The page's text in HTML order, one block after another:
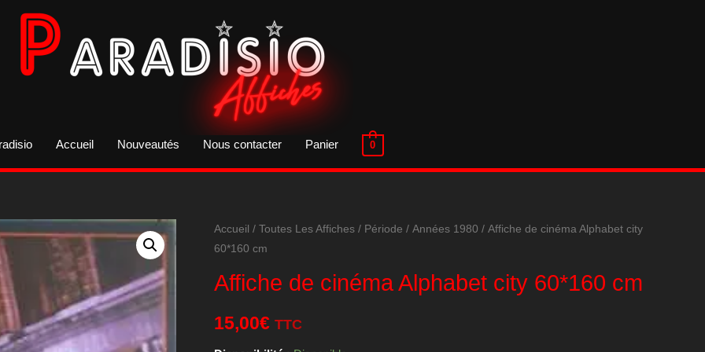
Accueil Nouveautés Nous contacter Panier 0
Accueil / Toutes Les Affiches / Période / Années 1980 / Affiche de cinéma Alphabet city
60*160 cm
Affiche de cinéma Alphabet city 60*160 cm
15,00€ TTC